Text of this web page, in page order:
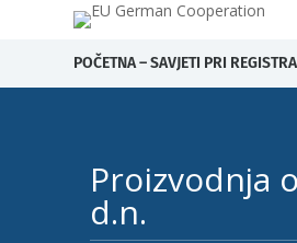
POČETNA – SAVJETI PRI
Proizvodnja
d.n.​